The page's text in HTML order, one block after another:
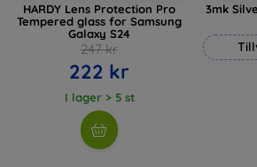
HARDY Lens Protection Pro
Tempered glass for Samsung
Galaxy S24
247 kr
222 kr
I lager > 5 st
3mk